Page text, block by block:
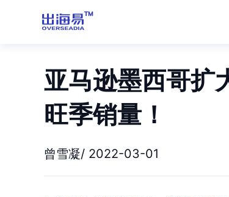
亚马逊墨西哥扩
旺季销量！
曾雪凝/ 2022-03-01